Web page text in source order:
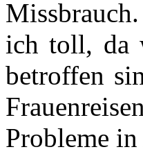
ich toll, da
betroffen
Probleme